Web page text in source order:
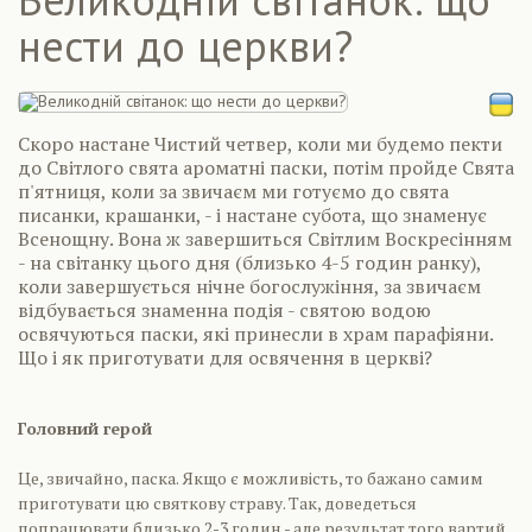
нести до церкви?
Скоро настане Чистий четвер, коли ми будемо пекти
до Світлого свята ароматні паски, потім пройде Свята
п'ятниця, коли за звичаєм ми готуємо до свята
писанки, крашанки, - і настане субота, що знаменує
Всенощну. Вона ж завершиться Світлим Воскресінням
- на світанку цього дня (близько 4-5 годин ранку),
коли завершується нічне богослужіння, за звичаєм
відбувається знаменна подія - святою водою
освячуються паски, які принесли в храм парафіяни.
Що і як приготувати для освячення в церкві?
Головний герой
Це, звичайно, паска. Якщо є можливість, то бажано самим
приготувати цю святкову страву. Так, доведеться